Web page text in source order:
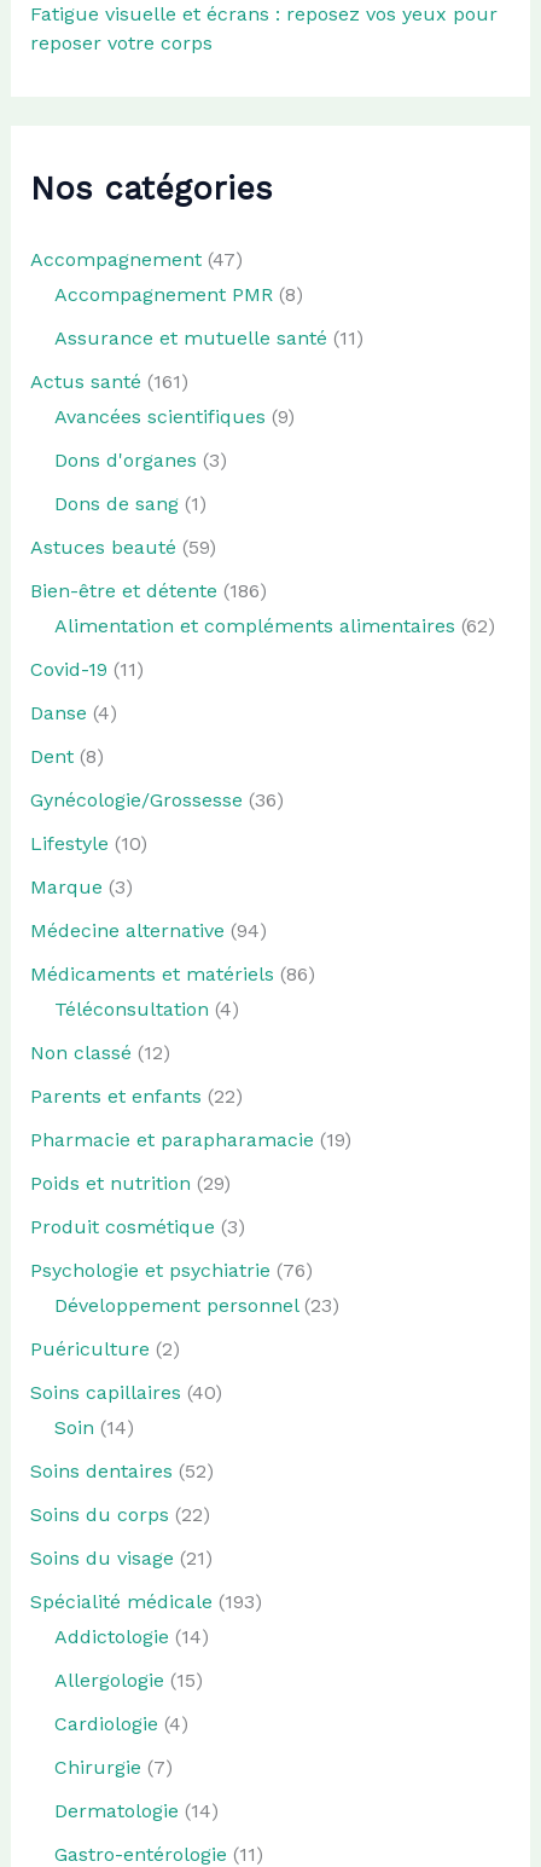
Fatigue visuelle et écrans : reposez vos yeux pour
reposer votre corps
Nos catégories
Accompagnement(47)
Accompagnement PMR (8)
Assurance et mutuelle santé (11)
Actus santé (161)
Avancées scientifiques (9)
Dons d'organes (3)
Dons de sang(1)
Astuces beauté (59)
Bien-être et détente (186)
Alimentation et compléments alimentaires (62)
Covid-19 (11)
Danse (4)
Dent(8)
Gynécologie/Grossesse (36)
Lifestyle (10)
Marque (3)
Médecine alternative (94)
Médicaments et matériels (86)
Téléconsultation (4)
Non classé (12)
Parents et enfants (22)
Pharmacie et parapharamacie (19)
Poids et nutrition (29)
Produit cosmétique (3)
Psychologie et psychiatrie (76)
Développement personnel(23)
Puériculture (2)
Soins capillaires (40)
Soin (14)
Soins dentaires (52)
Soins du corps (22)
Soins du visage (21)
Spécialité médicale (193)
Addictologie (14)
Allergologie (15)
Cardiologie (4)
Chirurgie (7)
Dermatologie (14)
Gastro-entérologie (11)